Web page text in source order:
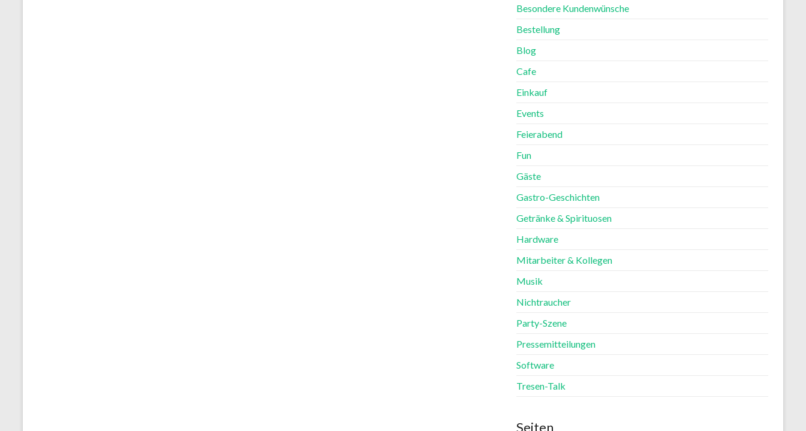
Besondere Kundenwünsche
Bestellung
Blog
Cafe
Einkauf
Events
Feierabend
Fun
Gäste
Gastro-Geschichten
Getränke & Spirituosen
Hardware
Mitarbeiter & Kollegen
Musik
Nichtraucher
Party-Szene
Pressemitteilungen
Software
Tresen-Talk
Seiten